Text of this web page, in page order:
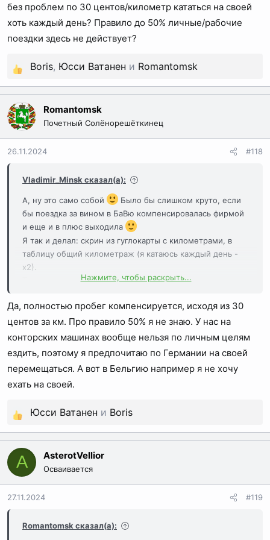
без проблем по 30 центов/километр кататься на своей
хоть каждый день? Правило до 50% личные/рабочие
поездки здесь не действует?
Р
е
а
к
ц
Boris, Юсси Ватанен и Romantomsk
Romantomsk
Почетный Солёнорешёткинец
26.11.2024 #118
Vladimir_Minsk сказал(а):
А, ну это само собой
Было бы слишком круто, если
бы поездка за вином в БаВю компенсировалась фирмой
и еще и в плюс выходила
Я так и делал: скрин из гуглокарты с километрами, в
таблицу общий километраж (я катаюсь каждый день -
х2).
Т.е. мои ежедневные 100км до объекта и назад можно
хоть каждый день? Правило до 50% личные/рабочие
поездки здесь не действует?
Нажмите, чтобы раскрыть...
Да, полностью пробег компенсируется, исходя из 30
центов за км. Про правило 50% я не знаю. У нас на
конторских машинах вообще нельзя по личным целям
ездить, поэтому я предпочитаю по Германии на своей
перемещаться. А вот в Бельгию например я не хочу
ехать на своей.
Р
е
а
ц
Юсси Ватанен и Boris
A AsterotVellior
Осваивается
27.11.2024 #119
Romantomsk сказал(а):